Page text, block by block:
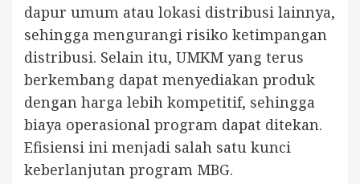
dapur umum atau lokasi distribusi lainnya,
sehingga mengurangi risiko ketimpangan
distribusi. Selain itu, UMKM yang terus
berkembang dapat menyediakan produk
dengan harga lebih kompetitif, sehingga
biaya operasional program dapat ditekan.
Efisiensi ini menjadi salah satu kunci
keberlanjutan program MBG.